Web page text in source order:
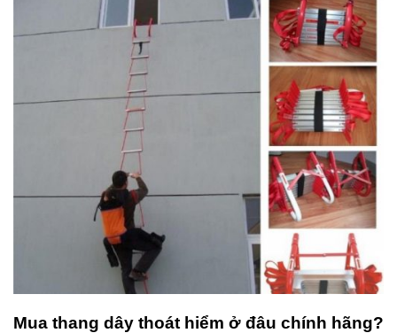
Mua thang dây thoát hiểm ở đâu chính hãng?